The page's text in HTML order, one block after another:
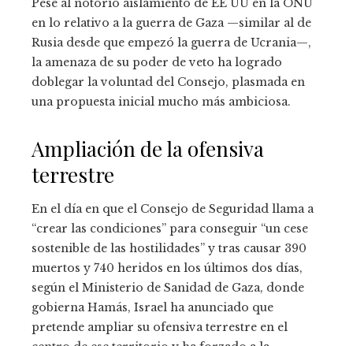
Pese al notorio aislamiento de EE UU en la ONU
en lo relativo a la guerra de Gaza —similar al de
Rusia desde que empezó la guerra de Ucrania—,
la amenaza de su poder de veto ha logrado
doblegar la voluntad del Consejo, plasmada en
una propuesta inicial mucho más ambiciosa.
Ampliación de la ofensiva
terrestre
En el día en que el Consejo de Seguridad llama a
“crear las condiciones” para conseguir “un cese
sostenible de las hostilidades” y tras causar 390
muertos y 740 heridos en los últimos dos días,
según el Ministerio de Sanidad de Gaza, donde
gobierna Hamás, Israel ha anunciado que
pretende ampliar su ofensiva terrestre en el